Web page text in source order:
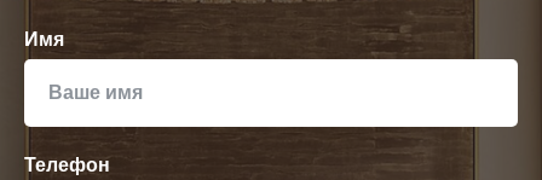
Имя
Телефон